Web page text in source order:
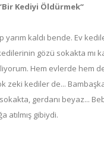
Kediyi Öldürmek“
yarım kaldı bende. Ev
gözü sokakta mı
Hem evlerde hem
zeki kediler de...
gerdanı beyaz...
atılmış gibiydi.